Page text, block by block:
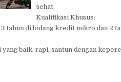
sehat.
Kualifikasi Khusus:
3 tahun di bidang kredit mikro dan 2
baik, rapi, santun dengan